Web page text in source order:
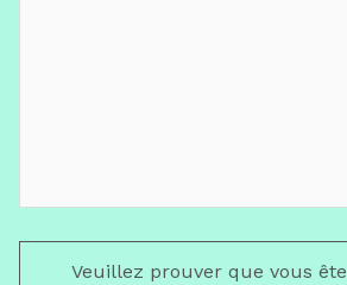
Veuillez prouver que vous